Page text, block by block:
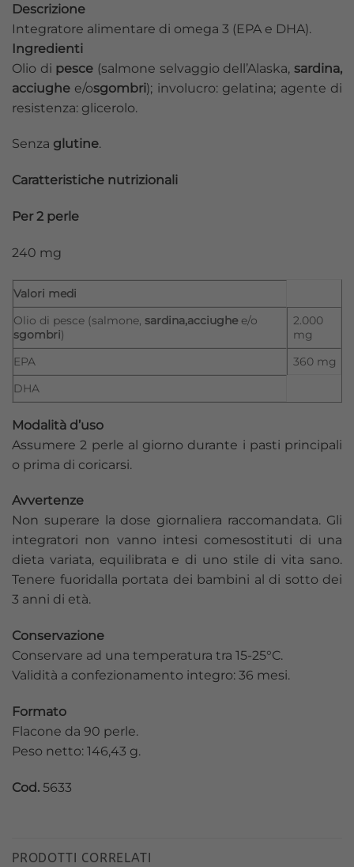
Descrizione
Integratore alimentare di omega 3 (EPA e DHA).
Ingredienti
Olio di pesce (salmone selvaggio dell’Alaska,sardina,
acciughe e/osgombri); involucro: gelatina; agente di
resistenza: glicerolo.
Senza glutine.
Caratteristiche nutrizionali
Per 2 perle
240 mg
Valori medi
Olio di pesce (salmone, sardina,acciughee/o
sgombri)
2.000
mg
EPA
360 mg
DHA
Modalità d’uso
Assumere 2 perle al giorno durante i pasti principali
o prima di coricarsi.
Avvertenze
Non superare la dose giornaliera raccomandata. Gli
integratori non vanno intesi comesostituti di una
dieta variata, equilibrata e di uno stile di vita sano.
Tenere fuoridalla portata dei bambini al di sotto dei
3 anni di età.
Conservazione
Conservare ad una temperatura tra 15-25°C.
Validità a confezionamento integro: 36 mesi.
Formato
Flacone da 90 perle.
Peso netto: 146,43 g.
Cod. 5633
PRODOTTI CORRELATI